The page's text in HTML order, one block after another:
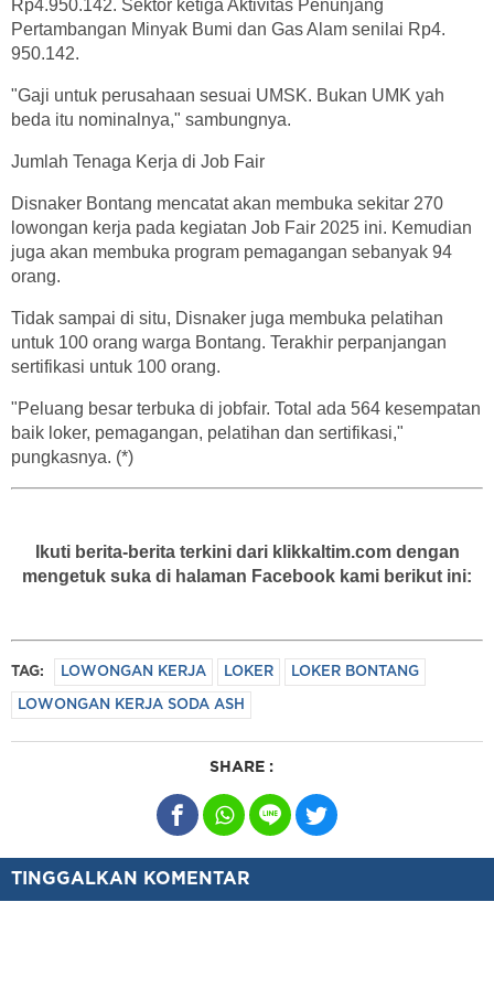
Rp4.950.142. Sektor ketiga Aktivitas Penunjang
Pertambangan Minyak Bumi dan Gas Alam senilai Rp4.
950.142.
"Gaji untuk perusahaan sesuai UMSK. Bukan UMK yah
beda itu nominalnya," sambungnya.
Jumlah Tenaga Kerja di Job Fair
Disnaker Bontang mencatat akan membuka sekitar 270
lowongan kerja pada kegiatan Job Fair 2025 ini. Kemudian
juga akan membuka program pemagangan sebanyak 94
orang.
Tidak sampai di situ, Disnaker juga membuka pelatihan
untuk 100 orang warga Bontang. Terakhir perpanjangan
sertifikasi untuk 100 orang.
"Peluang besar terbuka di jobfair. Total ada 564 kesempatan
baik loker, pemagangan, pelatihan dan sertifikasi,"
pungkasnya. (*)
Ikuti berita-berita terkini dari klikkaltim.com dengan
mengetuk suka di halaman Facebook kami berikut ini:
TAG: LOWONGAN KERJA LOKER LOKER BONTANG
LOWONGAN KERJA SODA ASH
SHARE :
TINGGALKAN KOMENTAR